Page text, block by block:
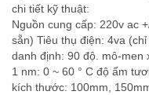
chi tiết kỹ thuật:
Nguồn cung cấp: 220v ac
sẵn) Tiêu thụ điện: 4va
danh định: 90 độ. mô-men
1 nm: 0 ~ 60 ° C độ ẩm
kích thước: 100mm,